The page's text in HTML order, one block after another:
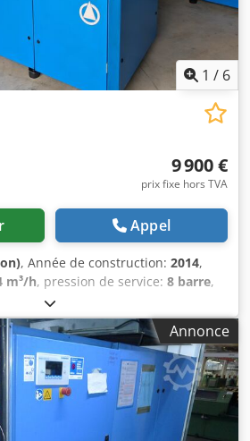
1 / 6
9 900 €
prix fixe hors TVA
Appel
, Année de construction: 2014,
m³/h, pression de service: 8 barre,
S 150 Crodjt Au Tbjpfx Aqqsf
18.40 m3/min Pression 8 bar
Kilométrage 18000 Mtg
OPÉRATIONNEL.
Annonce